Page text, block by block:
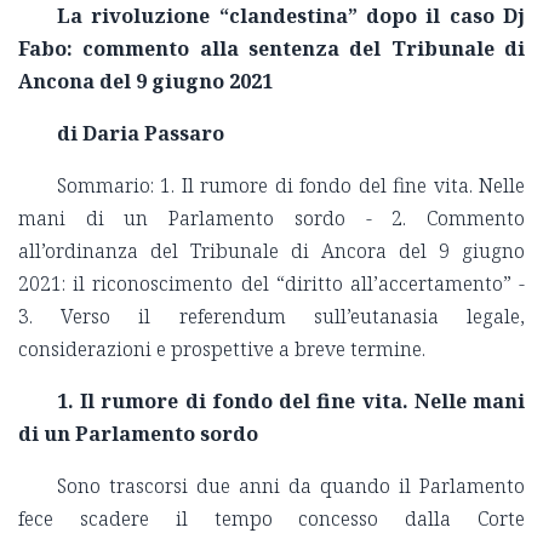
La rivoluzione “clandestina” dopo il caso Dj
Fabo: commento alla sentenza del Tribunale di
Ancona del 9 giugno 2021
di Daria Passaro
Sommario: 1. Il rumore di fondo del fine vita. Nelle
mani di un Parlamento sordo - 2. Commento
all’ordinanza del Tribunale di Ancora del 9 giugno
2021: il riconoscimento del “diritto all’accertamento” -
3. Verso il referendum sull’eutanasia legale,
considerazioni e prospettive a breve termine.
1.Il rumore di fondo del fine vita. Nelle mani
di un Parlamento sordo
Sono trascorsi due anni da quando il Parlamento
fece scadere il tempo concesso dalla Corte